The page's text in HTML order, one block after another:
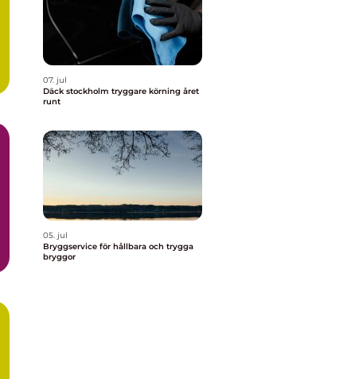
07. jul
Däck stockholm tryggare körning året
runt
05. jul
Bryggservice för hållbara och trygga
bryggor